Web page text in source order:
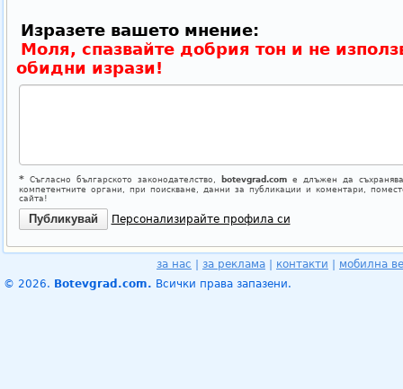
Изразете вашето мнение:
Моля, спазвайте добрия тон и не
обидни изрази!
*Съгласно българското законодателство, botevgrad.comе длъжен да
компетентните органи, при поискване, данни за публикации и коментари,
сайта!
Персонализирайте профила си
за нас за реклама контакти
мобилна
© 2026. Botevgrad.com. Всички права запазени.